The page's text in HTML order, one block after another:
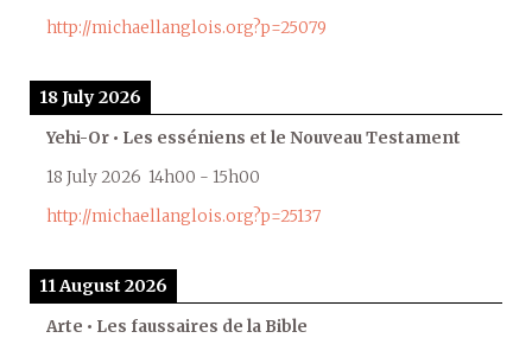
http://michaellanglois.org?p=25079
18 July 2026
Yehi-Or • Les esséniens et le Nouveau Testament
18 July 2026 14h00 - 15h00
http://michaellanglois.org?p=25137
11 August 2026
Arte • Les faussaires de la Bible